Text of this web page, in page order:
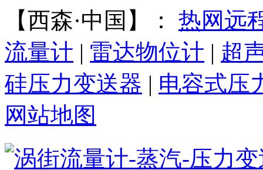
【西森·中国】： 热网远
流量计 | 雷达物位计 | 超
硅压力变送器 | 电容式压
网站地图